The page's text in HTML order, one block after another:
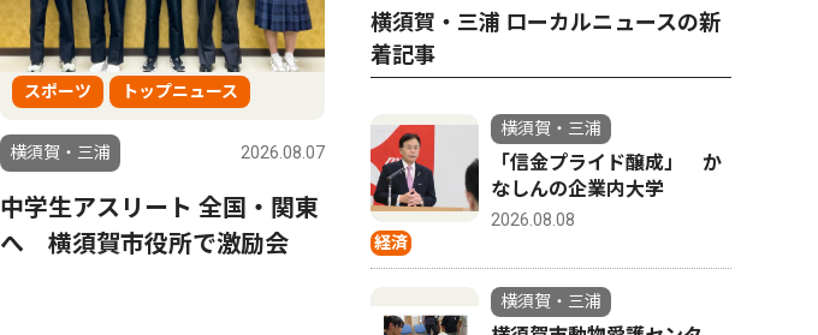
スポーツ トップニュース
横須賀・三浦 2026.08.07
中学生アスリート 全国・関東
へ 横須賀市役所で激励会
横須賀・三浦 2026.08.07
ビーチに響く魂の叫び 三崎
海岸でゴスペルライブ
横須賀・三浦 ローカルニュースの新
着記事
経済
横須賀・三浦
「信金プライド醸成」 か
なしんの企業内大学
2026.08.08
横須賀・三浦